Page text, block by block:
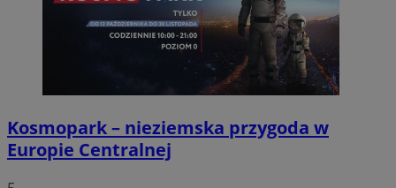
Kosmopark – nieziemska przygoda w
Europie Centralnej